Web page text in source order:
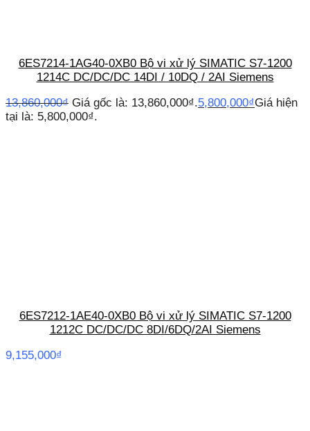
6ES7214-1AG40-0XB0 Bộ vi xử lý SIMATIC S7-1200
1214C DC/DC/DC 14DI / 10DQ / 2AI Siemens
13,860,000₫ Giá gốc là: 13,860,000₫.5,800,000₫Giá hiện
tại là: 5,800,000₫.
6ES7212-1AE40-0XB0 Bộ vi xử lý SIMATIC S7-1200
1212C DC/DC/DC 8DI/6DQ/2AI Siemens
9,155,000₫